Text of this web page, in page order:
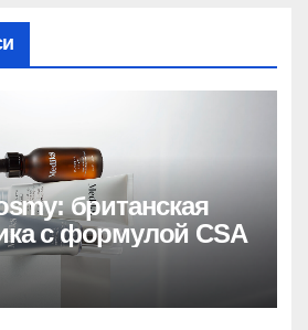
британская
с формулой CSA